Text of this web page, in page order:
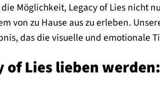
Möglichkeit, Legacy of Lies nicht
von zu Hause aus zu erleben.
das die visuelle und emotionale
of Lies lieben werden: